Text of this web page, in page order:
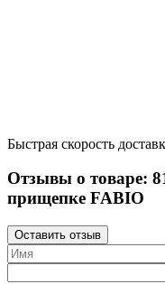
Быстрая скорость
Отзывы о товаре:
прищепке FABIO
Оставить отзыв